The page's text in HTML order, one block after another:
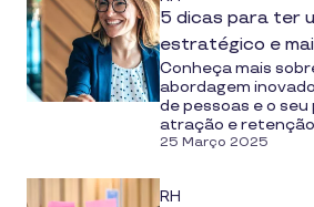
5 dicas para ter
estratégico e
Conheça mais
abordagem
de pessoas e o
atração e
25 Março 2025
RH